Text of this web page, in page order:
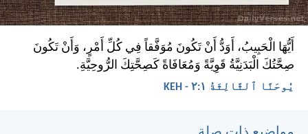
أَيُّهَا الْحَبِيبُ، أَوَدُّ أَنْ تَكُونَ مُوَفَّقاً فِي كُلِّ أَمْرٍ، وَأَنْ تَكُونَ
صِحَّتُكَ الْبَدَنِيَّةُ قَوِيَّةً وَمُعَافَاةً كَصِحَّتِكَ الرُّوحِيَّةِ.
يُوحَنَّا ٱلثَّالِثَةُ ١:‏٢ - KEH